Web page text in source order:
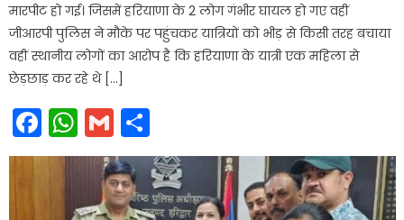
मारपीट हो गई। जिसमें हरियाणा के 2 लोग गंभीर घायल हो गए वहीं
जीआरपी पुलिस ने मौके पर पहुंचकर यात्रियों को भीड़ से किसी तरह बचाया
वहीं स्थानीय लोगों का आरोप है कि हरियाणा के यात्री एक महिला से
छेड़छाड़ कर रहे थे […]
Facebook
WhatsApp
Gmail